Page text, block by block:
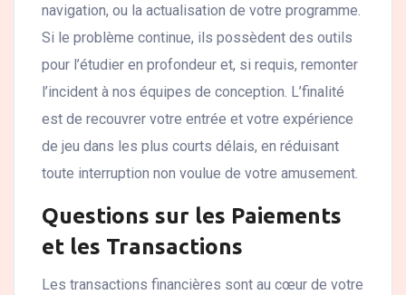
navigation, ou la actualisation de votre programme.
Si le problème continue, ils possèdent des outils
pour l’étudier en profondeur et, si requis, remonter
l’incident à nos équipes de conception. L’finalité
est de recouvrer votre entrée et votre expérience
de jeu dans les plus courts délais, en réduisant
toute interruption non voulue de votre amusement.
Questions sur les Paiements
et les Transactions
Les transactions financières sont au cœur de votre